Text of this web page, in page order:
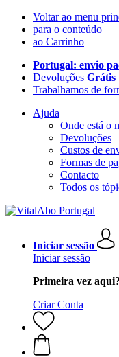
Voltar ao menu
para o conteúdo
ao Carrinho
Portugal: envio
Devoluções Grátis
Trabalhamos de
Ajuda
Onde está o
Devoluções
Custos de
Formas de
Contacto
Todos os
Iniciar sessão
Iniciar sessão
Primeira vez aqui?
Criar Conta